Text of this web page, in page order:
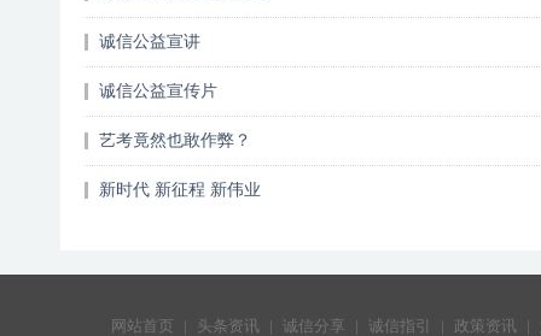
诚信公益宣讲
诚信公益宣传片
艺考竟然也敢作弊？
新时代 新征程 新伟业
网站首页 | 头条资讯 | 诚信分享 | 诚信指引 | 政策资讯 |